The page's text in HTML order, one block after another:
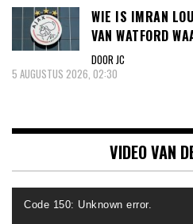
WIE IS IMRAN
VAN WATFORD
DOOR JC
5 AUGUSTUS 2026, 02:30
VIDEO VAN
Videospeler
Code 150: Unknown error.